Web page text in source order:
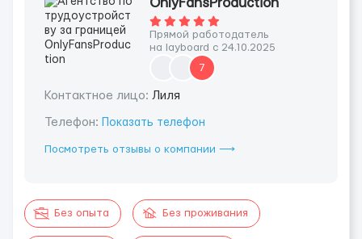
OnlyFansProduction
Прямой работодатель
на layboard с 24.10.2025
7
Контактное лицо: Лиля
Телефон: Показать телефон
Посмотреть отзывы о компании ⟶
Без опыта Без проживания